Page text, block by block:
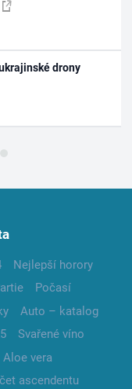
drony
Nejlepší horory
Počasí
Auto – katalog
Svařené víno
Aloe vera
ascendentu